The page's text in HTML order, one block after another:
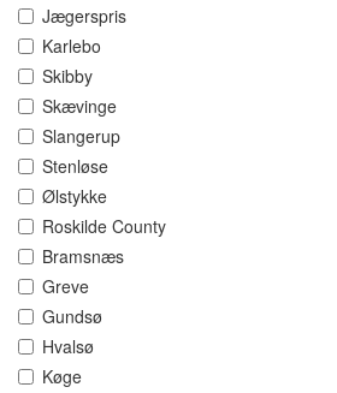
Jægerspris
Karlebo
Skibby
Skævinge
Slangerup
Stenløse
Ølstykke
Roskilde County
Bramsnæs
Greve
Gundsø
Hvalsø
Køge